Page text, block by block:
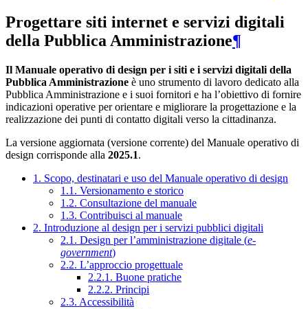
Progettare siti internet e servizi digitali
della Pubblica Amministrazione¶
Il Manuale operativo di design per i siti e i servizi digitali della
Pubblica Amministrazione è uno strumento di lavoro dedicato alla
Pubblica Amministrazione e i suoi fornitori e ha l’obiettivo di fornire
indicazioni operative per orientare e migliorare la progettazione e la
realizzazione dei punti di contatto digitali verso la cittadinanza.
La versione aggiornata (versione corrente) del Manuale operativo di
design corrisponde alla 2025.1.
1. Scopo, destinatari e uso del Manuale operativo di design
1.1. Versionamento e storico
1.2. Consultazione del manuale
1.3. Contribuisci al manuale
2. Introduzione al design per i servizi pubblici digitali
2.1. Design per l’amministrazione digitale (e-
government)
2.2. L’approccio progettuale
2.2.1. Buone pratiche
2.2.2. Principi
2.3. Accessibilità